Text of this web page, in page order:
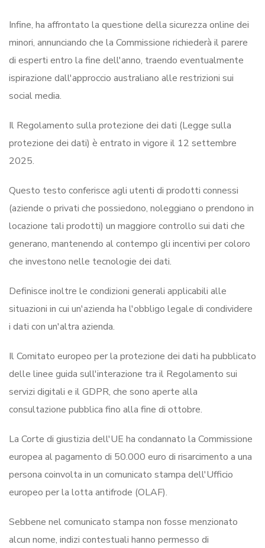
Infine, ha affrontato la questione della sicurezza online dei
minori, annunciando che la Commissione richiederà il parere
di esperti entro la fine dell'anno, traendo eventualmente
ispirazione dall'approccio australiano alle restrizioni sui
social media.
Il Regolamento sulla protezione dei dati (Legge sulla
protezione dei dati) è entrato in vigore il 12 settembre
2025.
Questo testo conferisce agli utenti di prodotti connessi
(aziende o privati che possiedono, noleggiano o prendono in
locazione tali prodotti) un maggiore controllo sui dati che
generano, mantenendo al contempo gli incentivi per coloro
che investono nelle tecnologie dei dati.
Definisce inoltre le condizioni generali applicabili alle
situazioni in cui un'azienda ha l'obbligo legale di condividere
i dati con un'altra azienda.
Il Comitato europeo per la protezione dei dati ha pubblicato
delle linee guida sull'interazione tra il Regolamento sui
servizi digitali e il GDPR, che sono aperte alla
consultazione pubblica fino alla fine di ottobre.
La Corte di giustizia dell'UE ha condannato la Commissione
europea al pagamento di 50.000 euro di risarcimento a una
persona coinvolta in un comunicato stampa dell'Ufficio
europeo per la lotta antifrode (OLAF).
Sebbene nel comunicato stampa non fosse menzionato
alcun nome, indizi contestuali hanno permesso di